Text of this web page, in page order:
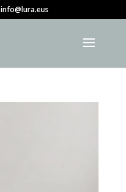
info@lura.eus